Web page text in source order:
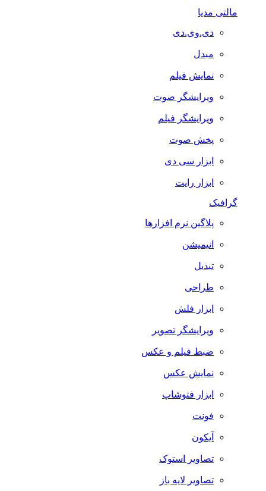
مالتی مدیا
دی.وی.دی
مبدل
نمایش فیلم
ویرایشگر صوت
ویرایشگر فیلم
پخش صوت
ابزار سی دی
ابزار رایت
گرافیک
پلاگین نرم افزارها
انیمیشن
تبدیل
طراحی
ابزار فلش
ویرایشگر تصویر
ضبط فيلم و عكس
نمایش عکس
ابزار فتوشاپ
فونت
آیکون
تصاویر استوک
تصاویر لایه باز